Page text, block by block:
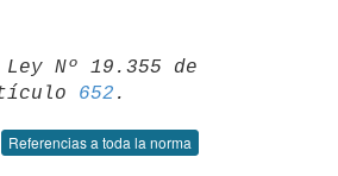
Ley Nº 19.355 de
652
Referencias a toda la norma